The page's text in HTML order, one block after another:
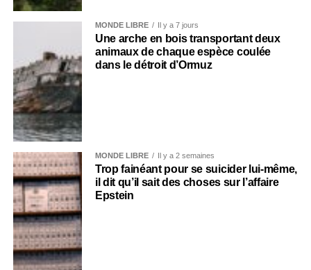
MONDE LIBRE Il y a 7 jours
Une arche en bois transportant deux
animaux de chaque espèce coulée
dans le détroit d’Ormuz
MONDE LIBRE Il y a 2 semaines
Trop fainéant pour se suicider lui-même,
il dit qu’il sait des choses sur l’affaire
Epstein